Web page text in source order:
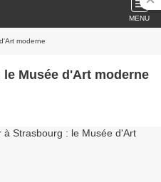
MENU
moderne
Musée d'Art moderne